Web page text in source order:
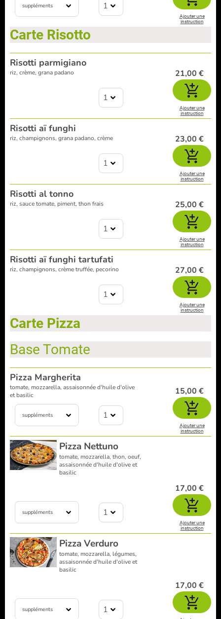
suppléments 1
Ajouter une
instruction
Carte Risotto
Risotti parmigiano
riz, crème, grana padano
1
21,00 €
Ajouter une
instruction
Risotti aï funghi
riz, champignons, grana padano, crème
1
23,00 €
Ajouter une
instruction
Risotti al tonno
riz, sauce tomate, piment, thon frais
1
25,00 €
Ajouter une
instruction
Risotti aï funghi tartufati
riz, champignons, crème truffée, pecorino
1
27,00 €
Ajouter une
instruction
Carte Pizza
Base Tomate
Pizza Margherita
tomate, mozzarella, assaisonnée d'huile d'olive
et basilic
suppléments 1
15,00 €
Ajouter une
instruction
Pizza Nettuno
tomate, mozzarella, thon, oeuf,
assaisonnée d'huile d'olive et
basilic
suppléments 1
17,00 €
Ajouter une
instruction
Pizza Verduro
tomate, mozzarella, légumes,
assaisonnée d'huile d'olive et
basilic
suppléments 1
17,00 €